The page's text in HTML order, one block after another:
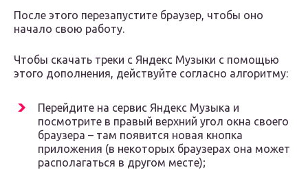
После этого перезапустите браузер, чтобы оно
начало свою работу.
Чтобы скачать треки с Яндекс Музыки с помощью
этого дополнения, действуйте согласно алгоритму:
Перейдите на сервис Яндекс Музыка и
посмотрите в правый верхний угол окна своего
браузера – там появится новая кнопка
приложения (в некоторых браузерах она может
располагаться в другом месте);